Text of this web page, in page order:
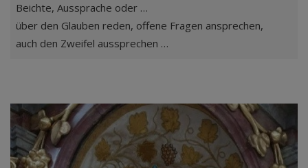
Beichte, Aussprache oder …
über den Glauben reden, offene Fragen ansprechen,
auch den Zweifel aussprechen …